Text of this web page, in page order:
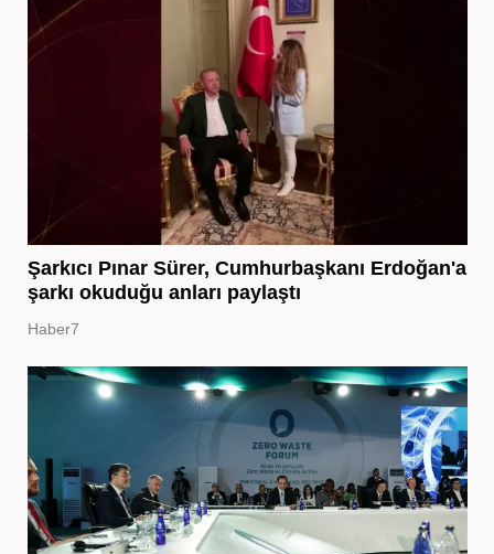
Şarkıcı Pınar Sürer, Cumhurbaşkanı Erdoğan'a
şarkı okuduğu anları paylaştı
Haber7